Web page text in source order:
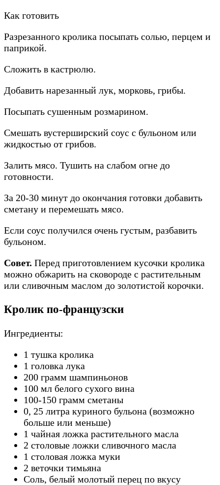
Как готовить
Разрезанного кролика посыпать солью, перцем и
паприкой.
Сложить в кастрюлю.
Добавить нарезанный лук, морковь, грибы.
Посыпать сушенным розмарином.
Смешать вустерширский соус с бульоном или
жидкостью от грибов.
Залить мясо. Тушить на слабом огне до
готовности.
За 20-30 минут до окончания готовки добавить
сметану и перемешать мясо.
Если соус получился очень густым, разбавить
бульоном.
Совет. Перед приготовлением кусочки кролика
можно обжарить на сковороде с растительным
или сливочным маслом до золотистой корочки.
Кролик по-французски
Ингредиенты:
1 тушка кролика
1 головка лука
200 грамм шампиньонов
100 мл белого сухого вина
100-150 грамм сметаны
0, 25 литра куриного бульона (возможно
больше или меньше)
1 чайная ложка растительного масла
2 столовые ложки сливочного масла
1 столовая ложка муки
2 веточки тимьяна
Соль, белый молотый перец по вкусу